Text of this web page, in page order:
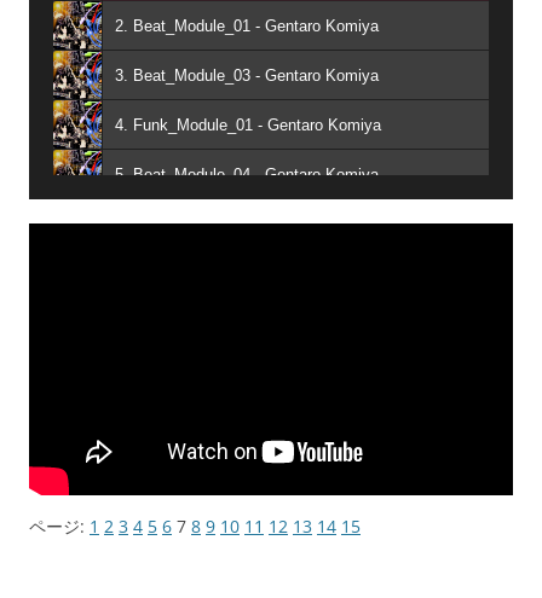
2. Beat_Module_01 - Gentaro Komiya
3. Beat_Module_03 - Gentaro Komiya
4. Funk_Module_01 - Gentaro Komiya
5. Beat_Module_04 - Gentaro Komiya
6. Beat_Module_06 - Gentaro Komiya
ページ: 1 2 3 4 5 6 7 8 9 10 11 12 13 14 15